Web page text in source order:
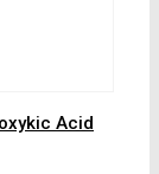
Acid